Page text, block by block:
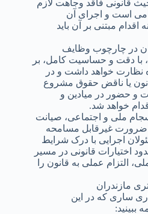
قانونی فاقد وجاهت لازم
است و اجرای آن
مبتنی بر آن باید
در چارچوب وظایف
با دقت و حساسیت کامل، بر
نظارت خواهد داشت و در
یا ناقض حقوق مشروع
و حضور در میادین و
خواهد شد.
ملی و اجتماعی، صیانت
ضرورت غیرقابل مسامحه
اجرایی با درک شرایط
اختیارات قانونی در مسیر
التزام عملی به قانون را
مازندران
ساری که در این
ببینید: